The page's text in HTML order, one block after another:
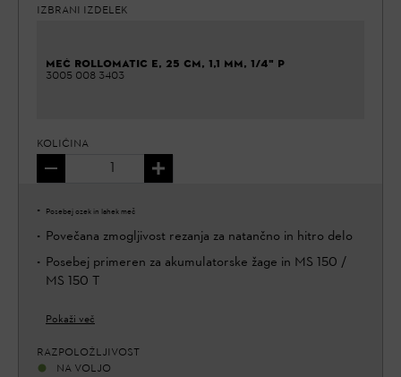
IZBRANI IZDELEK
MEČ ROLLOMATIC E, 25 CM, 1,1 MM, 1/4" P
3005 008 3403
KOLIČINA
Posebej ozek in lahek meč
Povečana zmogljivost rezanja za natančno in hitro delo
Posebej primeren za akumulatorske žage in MS 150 /
MS 150 T
Pokaži več
RAZPOLOŽLJIVOST
NA VOLJO